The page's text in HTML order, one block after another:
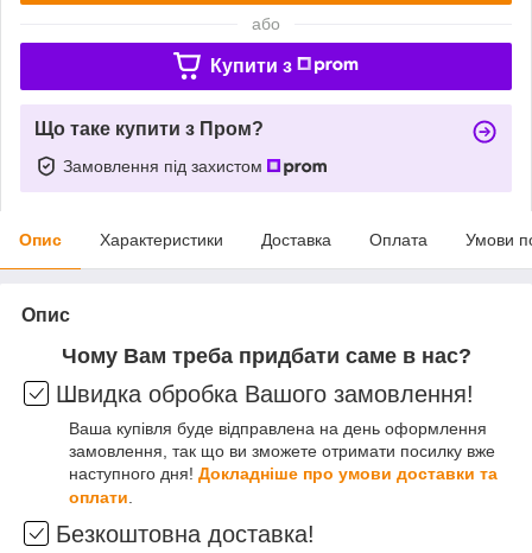
або
Купити з
Що таке купити з Пром?
Замовлення під захистом
Опис Характеристики Доставка Оплата Умови
Опис
Чому Вам треба придбати саме в нас?
Швидка обробка Вашого замовлення!
Ваша купівля буде відправлена на день оформлення
замовлення, так що ви зможете отримати посилку вже
наступного дня! Докладніше про умови доставки та
оплати
Безкоштовна доставка!